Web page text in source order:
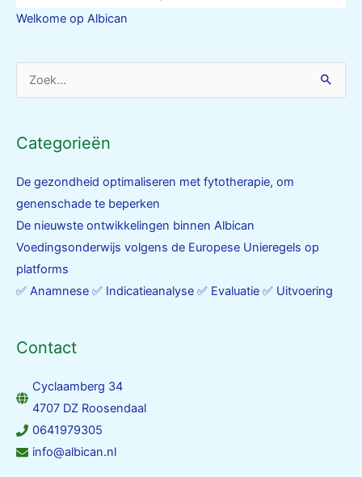
Welkome op Albican
Zoek
Categorieën
De gezondheid optimaliseren met fytotherapie, om
genenschade te beperken
De nieuwste ontwikkelingen binnen Albican
Voedingsonderwijs volgens de Europese Unieregels op
platforms
✅ Anamnese ✅ Indicatieanalyse ✅ Evaluatie ✅ Uitvoering
Contact
Cyclaamberg 34
4707 DZ Roosendaal
0641979305
info@albican.nl